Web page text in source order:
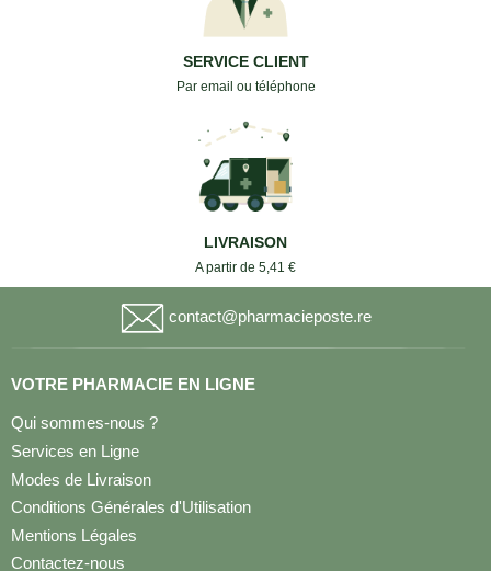
SERVICE CLIENT
Par email ou téléphone
LIVRAISON
A partir de 5,41 €
contact@pharmacieposte.re
VOTRE PHARMACIE EN LIGNE
Qui sommes-nous ?
Services en Ligne
Modes de Livraison
Conditions Générales d'Utilisation
Mentions Légales
Contactez-nous